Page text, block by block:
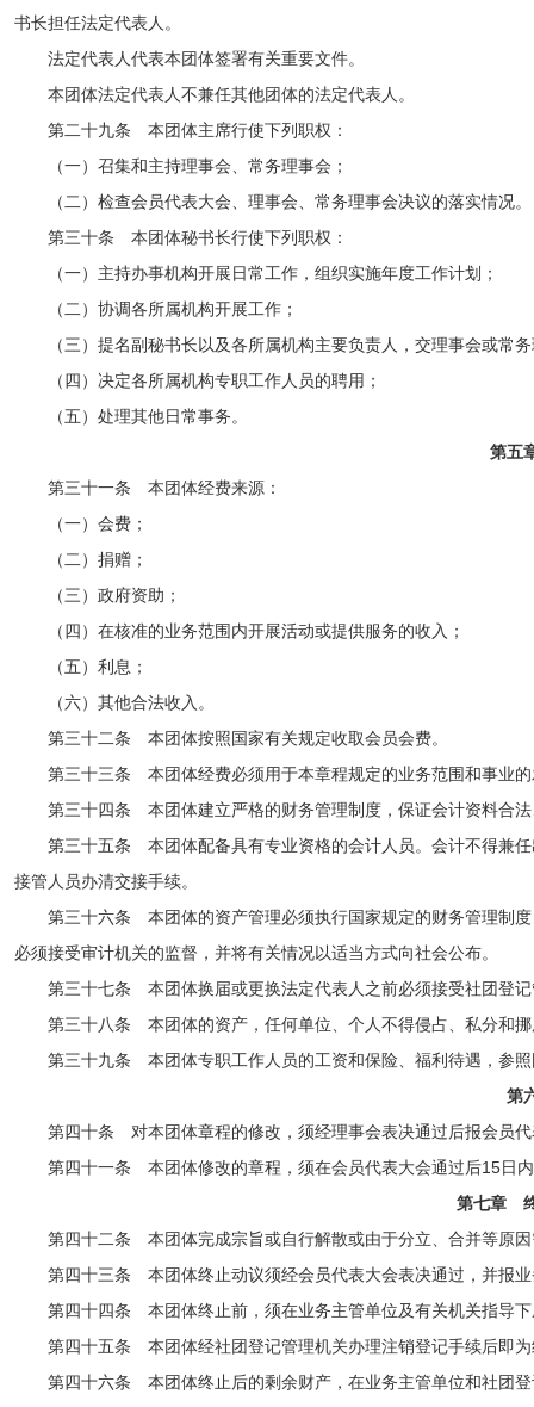
书长担任法定代表人。
法定代表人代表本团体签署有关重要文件。
本团体法定代表人不兼任其他团体的法定代表人。
第二十九条 本团体主席行使下列职权：
（一）召集和主持理事会、常务理事会；
（二）检查会员代表大会、理事会、常务理事会决议的落实情况。
第三十条 本团体秘书长行使下列职权：
（一）主持办事机构开展日常工作，组织实施年度工作计划；
（二）协调各所属机构开展工作；
（三）提名副秘书长以及各所属机构主要负责人，交理事会或常
（四）决定各所属机构专职工作人员的聘用；
（五）处理其他日常事务。
第五
第三十一条 本团体经费来源：
（一）会费；
（二）捐赠；
（三）政府资助；
（四）在核准的业务范围内开展活动或提供服务的收入；
（五）利息；
（六）其他合法收入。
第三十二条 本团体按照国家有关规定收取会员会费。
第三十三条 本团体经费必须用于本章程规定的业务范围和事业
第三十四条 本团体建立严格的财务管理制度，保证会计资料合
第三十五条 本团体配备具有专业资格的会计人员。会计不得兼
接管人员办清交接手续。
第三十六条 本团体的资产管理必须执行国家规定的财务管理制
必须接受审计机关的监督，并将有关情况以适当方式向社会公布。
第三十七条 本团体换届或更换法定代表人之前必须接受社团登
第三十八条 本团体的资产，任何单位、个人不得侵占、私分和
第三十九条 本团体专职工作人员的工资和保险、福利待遇，参
第
第四十条 对本团体章程的修改，须经理事会表决通过后报会员
第四十一条 本团体修改的章程，须在会员代表大会通过后15日
第七章
第四十二条 本团体完成宗旨或自行解散或由于分立、合并等原
第四十三条 本团体终止动议须经会员代表大会表决通过，并报
第四十四条 本团体终止前，须在业务主管单位及有关机关指导
第四十五条 本团体经社团登记管理机关办理注销登记手续后即
第四十六条 本团体终止后的剩余财产，在业务主管单位和社团